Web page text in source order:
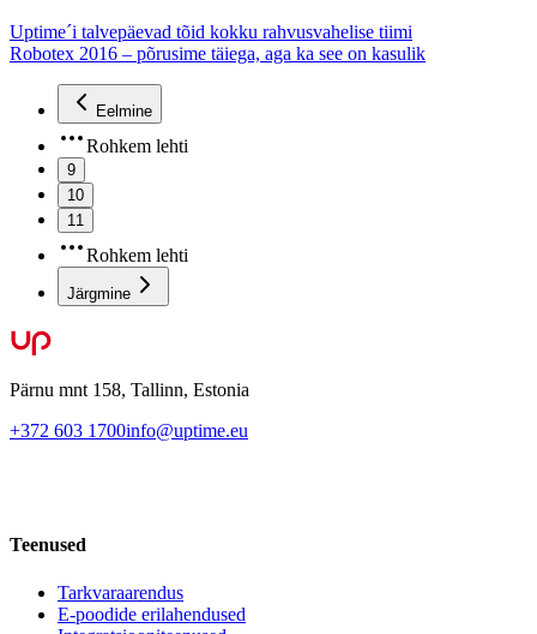
Uptime´i talvepäevad tõid kokku rahvusvahelise tiimi
Robotex 2016 – põrusime täiega, aga ka see on kasulik
Eelmine
Rohkem lehti
9
10
11
Rohkem lehti
Järgmine
Pärnu mnt 158, Tallinn, Estonia
+372 603 1700info@uptime.eu
Teenused
Tarkvaraarendus
E-poodide erilahendused